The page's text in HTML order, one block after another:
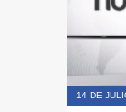
14 DE